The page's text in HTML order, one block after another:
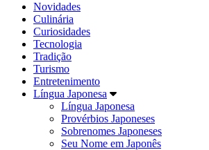
Novidades
Culinária
Curiosidades
Tecnologia
Tradição
Turismo
Entretenimento
Língua Japonesa
Língua Japonesa
Provérbios Japoneses
Sobrenomes Japoneses
Seu Nome em Japonês